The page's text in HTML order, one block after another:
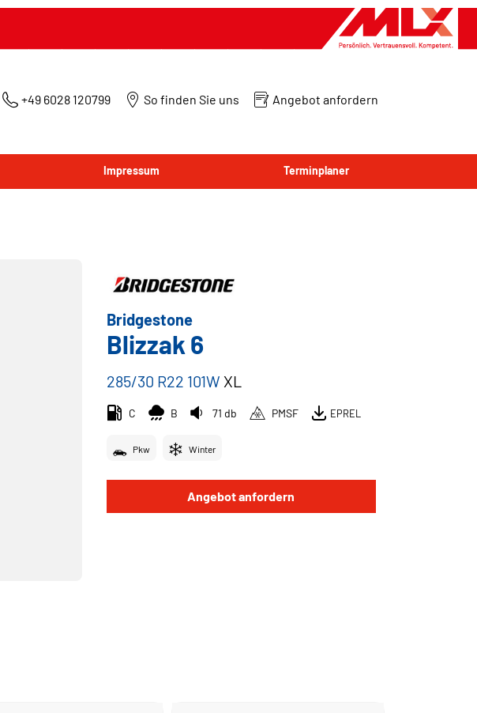
+49 6028 120799 So finden Sie uns Angebot anfordern
Impressum Terminplaner
Bridgestone
Blizzak 6
285/30 R22 101W XL
C B 71 db PMSF EPREL
Pkw Winter
Angebot anfordern